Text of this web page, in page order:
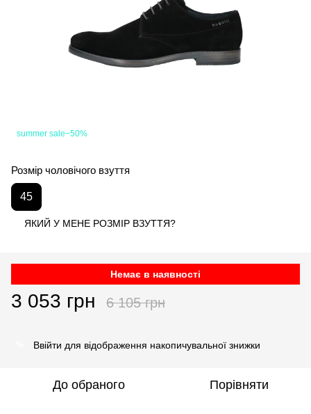
summer sale−50%
Розмір чоловічого взуття
45
ЯКИЙ У МЕНЕ РОЗМІР ВЗУТТЯ?
Немає в наявності
3 053 грн 6 105 грн
Ввійти для відображення накопичувальної знижки
До обраного Порівняти